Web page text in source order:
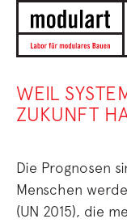
WEIL
ZUKUNFT
Die Prognosen
Menschen
(UN 2015), die